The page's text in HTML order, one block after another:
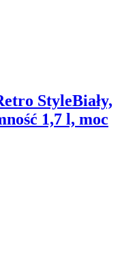
StyleBiały,
1,7 l, moc